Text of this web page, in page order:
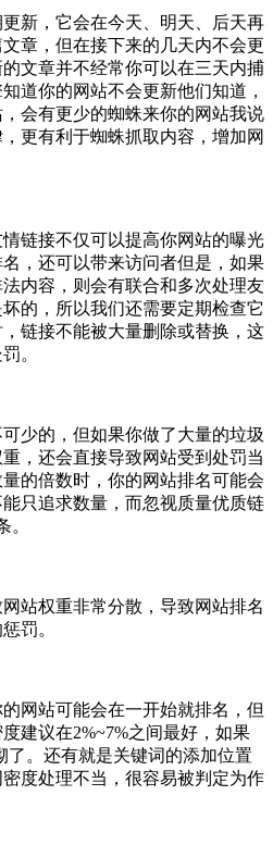
，它会在今天、明天、后天再
章，但在接下来的几天内不会更
文章并不经常你可以在三天内捕
道你的网站不会更新他们知道，
会有更少的蜘蛛来你的网站我说
更有利于蜘蛛抓取内容，增加网
接不仅可以提高你网站的曝光
，还可以带来访问者但是，如果
内容，则会有联合和多次处理友
的，所以我们还需要定期检查它
链接不能被大量删除或替换，这
。
的，但如果你做了大量的垃圾
，还会直接导致网站受到处罚当
的倍数时，你的网站排名可能会
只追求数量，而忽视质量优质链
。
权重非常分散，导致网站排名
罚。
站可能会在一开始就排名，但
建议在2%~7%之间最好，如果
了。还有就是关键词的添加位置
度处理不当，很容易被判定为作